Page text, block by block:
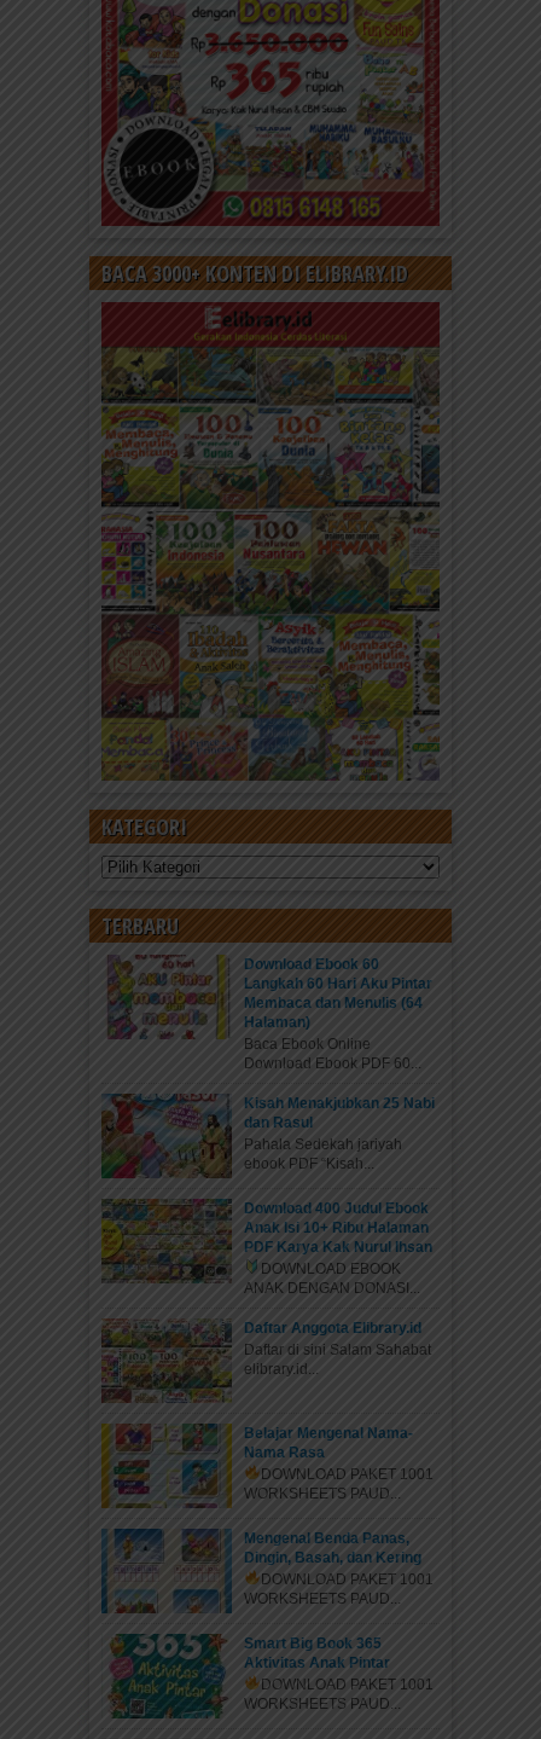
BACA 3000+ KONTEN DI ELIBRARY.ID
KATEGORI
Kategori
TERBARU
Download Ebook 60
Langkah 60 Hari Aku Pintar
Membaca dan Menulis (64
Halaman)
Baca Ebook Online
Download Ebook PDF 60...
Kisah Menakjubkan 25 Nabi
dan Rasul
Pahala Sedekah jariyah
ebook PDF “Kisah...
Download 400 Judul Ebook
Anak Isi 10+ Ribu Halaman
PDF Karya Kak Nurul Ihsan
DOWNLOAD EBOOK
ANAK DENGAN DONASI...
Daftar Anggota Elibrary.id
Daftar di sini Salam Sahabat
elibrary.id...
Belajar Mengenal Nama-
Nama Rasa
DOWNLOAD PAKET 1001
WORKSHEETS PAUD...
Mengenal Benda Panas,
Dingin, Basah, dan Kering
DOWNLOAD PAKET 1001
WORKSHEETS PAUD...
Smart Big Book 365
Aktivitas Anak Pintar
DOWNLOAD PAKET 1001
WORKSHEETS PAUD...